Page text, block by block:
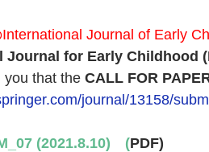
Journal of Early
Journal for Early Childhood
that the CALL FOR
journal/13158/
(2021.8.10)　(PDF)